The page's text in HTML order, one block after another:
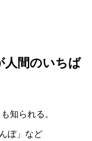
人間のいちば
知られる。
ぼ」など